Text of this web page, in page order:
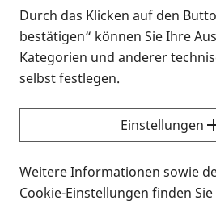
Vorlesen
Alle Infomaterialien in
Formaten an einem Ort
Sie möchten wissen, wie Sie
suchen und dieses bestellen
können? Schauen Sie sich die
Thema Infomaterial auf der
für blinde und sehbehinderte
Durch das Klicken auf den
bestätigen“ können Sie Ihre
Kategorien und anderer
selbst festlegen.
Einstellungen
Weitere Informationen sowie
Cookie-Einstellungen finden